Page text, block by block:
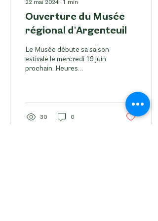
22 mai 2024 ∙ 1 min
Ouverture du Musée
régional d'Argenteuil
Le Musée débute sa saison
estivale le mercredi 19 juin
prochain. Heures
30 0